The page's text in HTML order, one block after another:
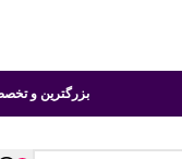
بزرگترین و